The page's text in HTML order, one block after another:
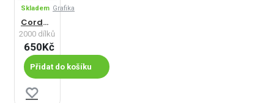
Skladem Grafika
Cordonnerie
2000 dílků
650Kč
Přidat do košíku